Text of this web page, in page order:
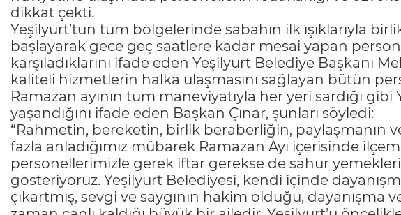
dikkat çekti.
Yeşilyurt’tun tüm bölgelerinde sabahın ilk ışıklarıyla
başlayarak gece geç saatlere kadar mesai yapan
karşıladıklarını ifade eden Yeşilyurt Belediye Başkanı
kaliteli hizmetlerin halka ulaşmasını sağlayan bütün
Ramazan ayının tüm maneviyatıyla her yeri sardığı
yaşandığını ifade eden Başkan Çınar, şunları söyledi:
“Rahmetin, bereketin, birlik beraberliğin, paylaşmanın
fazla anladığımız mübarek Ramazan Ayı içerisinde
personellerimizle gerek iftar gerekse de sahur
gösteriyoruz. Yeşilyurt Belediyesi, kendi içinde
çıkartmış, sevgi ve saygının hakim olduğu, dayanışma